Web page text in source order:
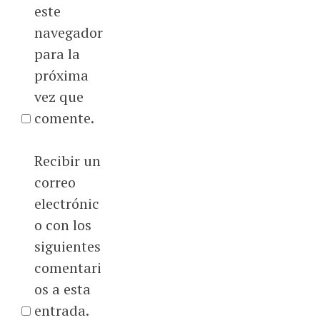
este
navegador
para la
próxima
vez que
comente.
Recibir un
correo
electrónic
o con los
siguientes
comentari
os a esta
entrada.